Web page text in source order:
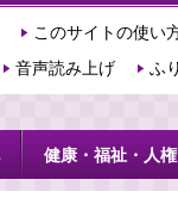
このサイトの使い
音声読み上げ
ふ
健康・福祉・人権